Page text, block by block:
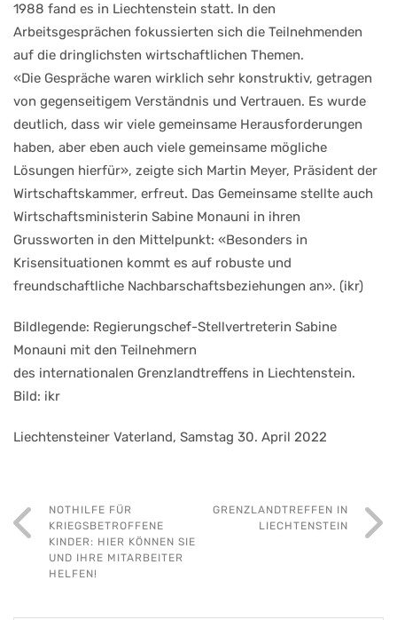
1988 fand es in Liechtenstein statt. In den
Arbeitsgesprächen fokussierten sich die Teilnehmenden
auf die dringlichsten wirtschaftlichen Themen.
«Die Gespräche waren wirklich sehr konstruktiv, getragen
von gegenseitigem Verständnis und Vertrauen. Es wurde
deutlich, dass wir viele gemeinsame Herausforderungen
haben, aber eben auch viele gemeinsame mögliche
Lösungen hierfür», zeigte sich Martin Meyer, Präsident der
Wirtschaftskammer, erfreut. Das Gemeinsame stellte auch
Wirtschaftsministerin Sabine Monauni in ihren
Grussworten in den Mittelpunkt: «Besonders in
Krisensituationen kommt es auf robuste und
freundschaftliche Nachbarschaftsbeziehungen an». (ikr)
Bildlegende: Regierungschef-Stellvertreterin Sabine
Monauni mit den Teilnehmern
des internationalen Grenzlandtreffens in Liechtenstein.
Bild: ikr
Liechtensteiner Vaterland, Samstag 30. April 2022
NOTHILFE FÜR
KRIEGSBETROFFENE
KINDER: HIER KÖNNEN SIE
UND IHRE MITARBEITER
HELFEN!
GRENZLANDTREFFEN IN
LIECHTENSTEIN